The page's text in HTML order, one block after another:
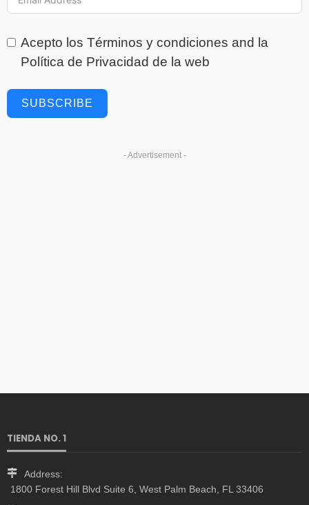
Acepto los Términos y condiciones and la
Política de Privacidad de la web
SUBSCRIBE
- Advertisement -
TIENDA NO. 1
Address:
1800 Forest Hill Blvd Suite 6, West Palm Beach, FL 33406